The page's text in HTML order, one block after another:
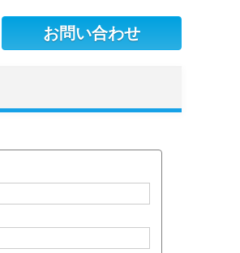
お問い合わせ